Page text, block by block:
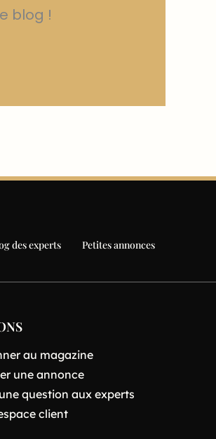
blog !
des experts Petites annonces
au magazine
une annonce
question aux experts
client